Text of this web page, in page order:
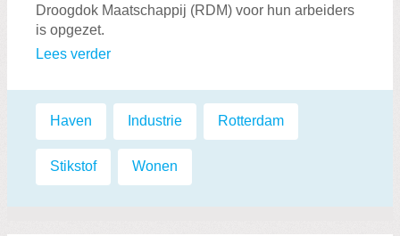
Droogdok Maatschappij (RDM) voor hun arbeiders
is opgezet.
Lees verder
Labels:
Haven Industrie Rotterdam
Stikstof Wonen